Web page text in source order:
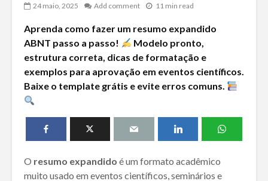
24 maio, 2025 Add comment 11 min read
Aprenda como fazer um resumo expandido
ABNT passo a passo!
Modelo pronto,
estrutura correta, dicas de formatação e
exemplos para aprovação em eventos científicos.
Baixe o template grátis e evite erros comuns.
O resumo expandido é um formato acadêmico
muito usado em eventos científicos, seminários e